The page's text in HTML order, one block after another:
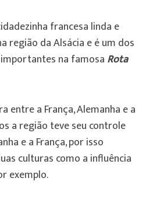
francesa linda e
região da Alsácia e é um dos
na famosa Rota
entre a França, Alemanha e a
a região teve seu controle
e a França, por isso
culturas como a influência
exemplo.